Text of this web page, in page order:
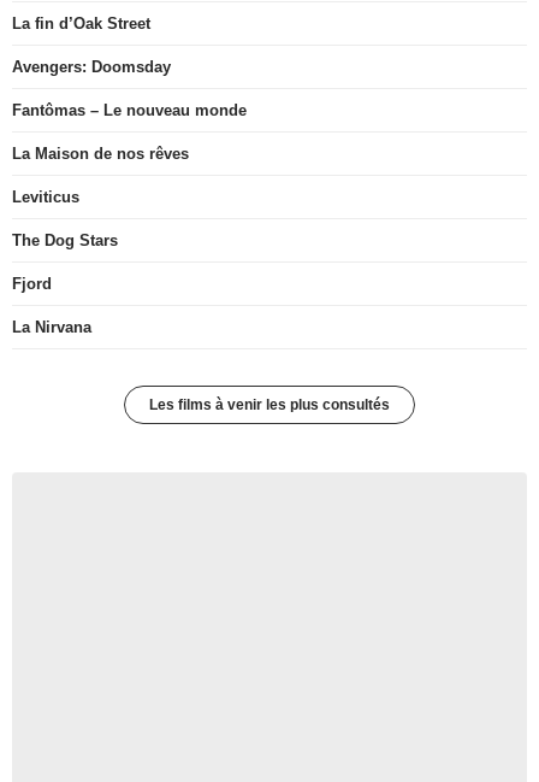
La fin d’Oak Street
Avengers: Doomsday
Fantômas – Le nouveau monde
La Maison de nos rêves
Leviticus
The Dog Stars
Fjord
La Nirvana
Les films à venir les plus consultés